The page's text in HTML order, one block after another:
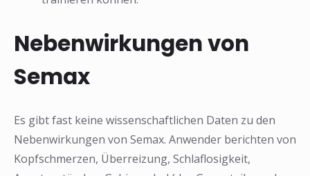
Nebenwirkungen von
Semax
Es gibt fast keine wissenschaftlichen Daten zu den
Nebenwirkungen von Semax. Anwender berichten von
Kopfschmerzen, Überreizung, Schlaflosigkeit,